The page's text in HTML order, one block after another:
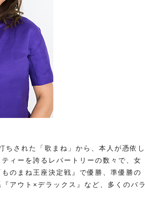
された「歌まね」から、本⼈が憑依し
ィーを誇るレパートリーの数々で、⼥
のまね王座決定戦』で優勝、準優勝の
アウト×デラックス』など、多くのバラ